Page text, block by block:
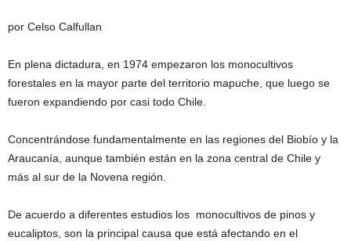
por Celso Calfullan
En plena dictadura, en 1974 empezaron los monocultivos
forestales en la mayor parte del territorio mapuche, que luego se
fueron expandiendo por casi todo Chile.
Concentrándose fundamentalmente en las regiones del Biobío y la
Araucanía, aunque también están en la zona central de Chile y
más al sur de la Novena región.
De acuerdo a diferentes estudios los monocultivos de pinos y
eucaliptos, son la principal causa que está afectando en el